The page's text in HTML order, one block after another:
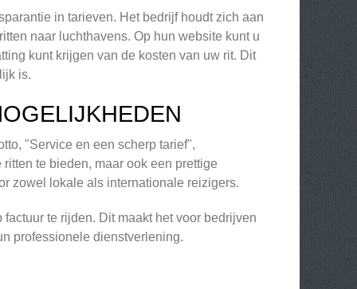
in tarieven. Het bedrijf houdt zich aan
naar luchthavens. Op hun website kunt u
kunt krijgen van de kosten van uw rit. Dit
is.
"Service en een scherp tarief",
te bieden, maar ook een prettige
zowel lokale als internationale reizigers.
te rijden. Dit maakt het voor bedrijven
professionele dienstverlening.